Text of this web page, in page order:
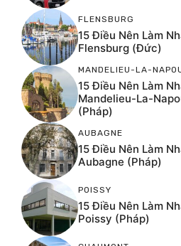
FLENSBURG
15 Điều Nên Làm
Flensburg (Đức)
MANDELIEU-LA-
15 Điều Nên Làm
Mandelieu-La-
(Pháp)
AUBAGNE
15 Điều Nên Làm
Aubagne (Pháp)
POISSY
15 Điều Nên Làm
Poissy (Pháp)